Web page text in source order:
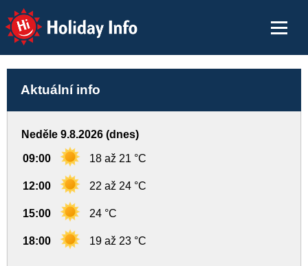
Holiday Info
Aktuální info
Neděle 9.8.2026 (dnes)
09:00 18 až 21 °C
12:00 22 až 24 °C
15:00 24 °C
18:00 19 až 23 °C